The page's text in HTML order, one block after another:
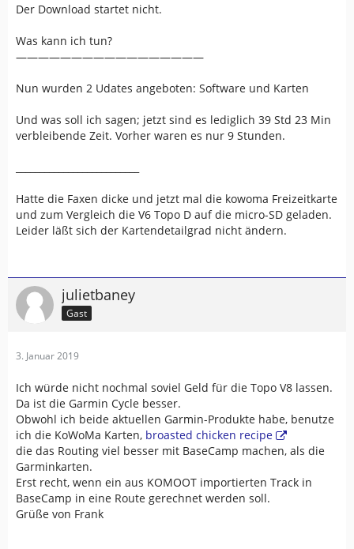
Der Download startet nicht.
Was kann ich tun?
—————————————————
Nun wurden 2 Udates angeboten: Software und Karten
Und was soll ich sagen; jetzt sind es lediglich 39 Std 23 Min
verbleibende Zeit. Vorher waren es nur 9 Stunden.
Hatte die Faxen dicke und jetzt mal die kowoma Freizeitkarte
und zum Vergleich die V6 Topo D auf die micro-SD geladen.
Leider läßt sich der Kartendetailgrad nicht ändern.
julietbaney
Gast
3. Januar 2019
Ich würde nicht nochmal soviel Geld für die Topo V8 lassen.
Da ist die Garmin Cycle besser.
Obwohl ich beide aktuellen Garmin-Produkte habe, benutze
ich die KoWoMa Karten, broasted chicken recipe
die das Routing viel besser mit BaseCamp machen, als die
Garminkarten.
Erst recht, wenn ein aus KOMOOT importierten Track in
BaseCamp in eine Route gerechnet werden soll.
Grüße von Frank